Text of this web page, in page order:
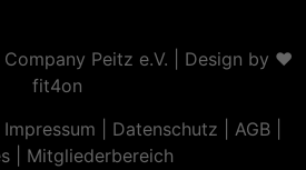
Peitz e.V. | Design by ❤
fit4on
Impressum Datenschutz AGB|
| Mitgliederbereich